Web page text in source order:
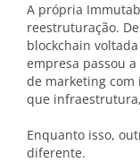
A própria
reestruturação.
blockchain
empresa passou
de marketing
que
Enquanto isso,
diferente.